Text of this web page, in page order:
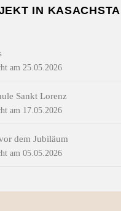
IN
am 25.05.2026
Sankt Lorenz
am 17.05.2026
dem Jubiläum
am 05.05.2026